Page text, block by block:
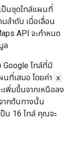
ป็นชุดไทล์แผนที่
มลำดับ เมื่อเลื่อน
API จะกำหนด
ล
Google ไทล์ที่มี
ที่เสมอ โดยค่า x
เพิ่มขึ้นจากเหนือลง
ากต้นทางนั้น
ป็น 16 ไทล์ คุณจะ